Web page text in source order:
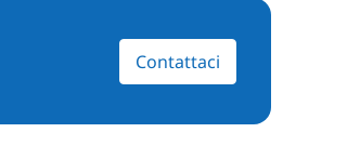
Contattaci